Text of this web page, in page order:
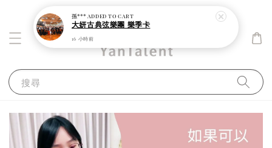
搜尋
孫*** added to cart
大妍古典弦樂團 樂季卡
16 小時前